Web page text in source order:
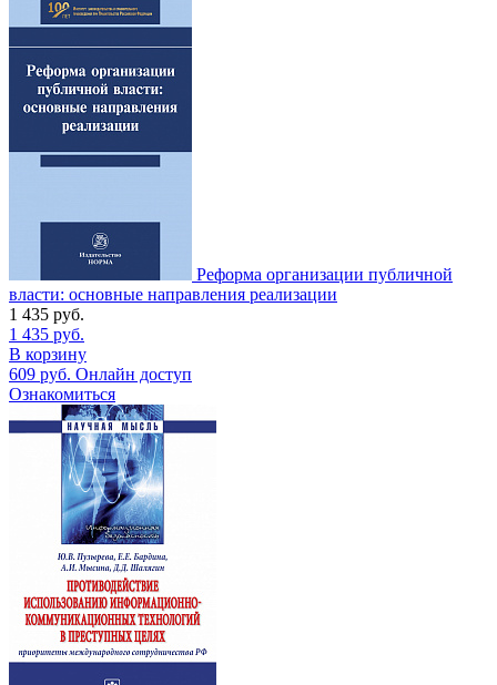
Реформа организации публичной
власти: основные направления реализации
1 435 руб.
1 435 руб.
В корзину
609 руб. Онлайн доступ
Ознакомиться